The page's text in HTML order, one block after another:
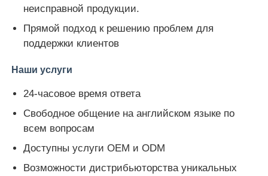
неисправной продукции.
Прямой подход к решению проблем для
поддержки клиентов
Наши услуги
24-часовое время ответа
Свободное общение на английском языке по
всем вопросам
Доступны услуги OEM и ODM
Возможности дистрибьюторства уникальных